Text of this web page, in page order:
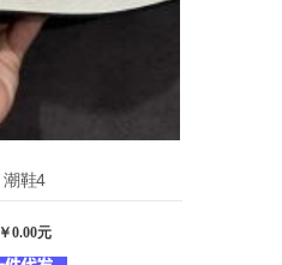
潮鞋4
￥0.00元